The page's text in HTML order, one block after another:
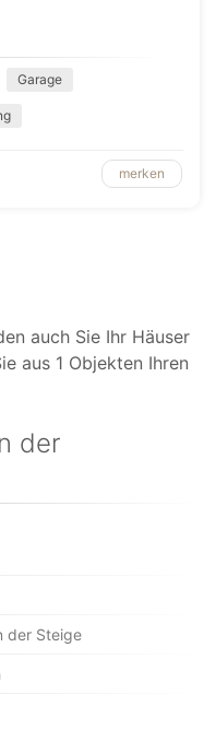
Garage
merken
auch Sie Ihr Häuser
aus 1 Objekten Ihren
der
der Steige